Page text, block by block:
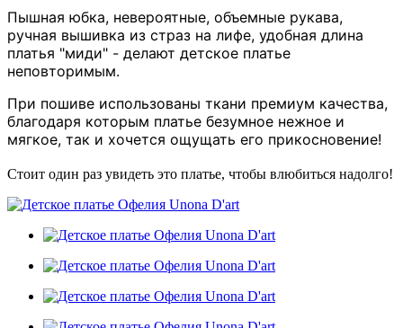
Пышная юбка, невероятные, объемные рукава,
ручная вышивка из страз на лифе, удобная длина
платья "миди" - делают детское платье
неповторимым.
При пошиве использованы ткани премиум качества,
благодаря которым платье безумное нежное и
мягкое, так и хочется ощущать его прикосновение!
Стоит один раз увидеть это платье, чтобы влюбиться надолго!